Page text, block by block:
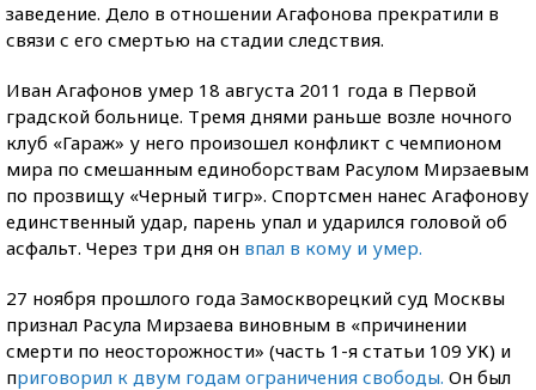
заведение. Дело в отношении Агафонова прекратили в
связи с его смертью на стадии следствия.
Иван Агафонов умер 18 августа 2011 года в Первой
градской больнице. Тремя днями раньше возле ночного
клуб «Гараж» у него произошел конфликт с чемпионом
мира по смешанным единоборствам Расулом Мирзаевым
по прозвищу «Черный тигр». Спортсмен нанес Агафонову
единственный удар, парень упал и ударился головой об
асфальт. Через три дня он впал в кому и умер.
27 ноября прошлого года Замоскворецкий суд Москвы
признал Расула Мирзаева виновным в «причинении
смерти по неосторожности» (часть 1-я статьи 109 УК) и
приговорил к двум годам ограничения свободы. Он был